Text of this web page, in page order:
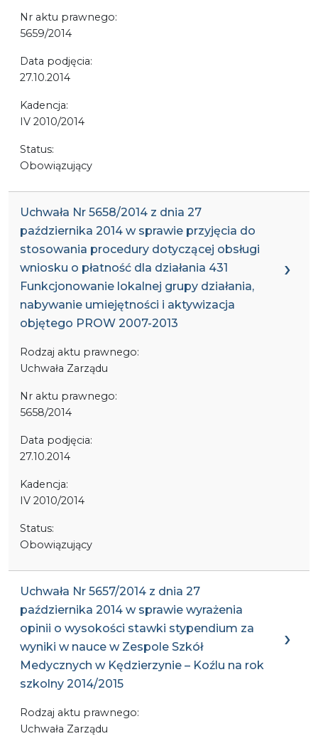
Nr aktu prawnego:
5659/2014
Data podjęcia:
27.10.2014
Kadencja:
IV 2010/2014
Status:
Obowiązujący
Uchwała Nr 5658/2014 z dnia 27
października 2014 w sprawie przyjęcia do
stosowania procedury dotyczącej obsługi
wniosku o płatność dla działania 431
Funkcjonowanie lokalnej grupy działania,
nabywanie umiejętności i aktywizacja
objętego PROW 2007-2013
Rodzaj aktu prawnego:
Uchwała Zarządu
Nr aktu prawnego:
5658/2014
Data podjęcia:
27.10.2014
Kadencja:
IV 2010/2014
Status:
Obowiązujący
Uchwała Nr 5657/2014 z dnia 27
października 2014 w sprawie wyrażenia
opinii o wysokości stawki stypendium za
wyniki w nauce w Zespole Szkół
Medycznych w Kędzierzynie – Koźlu na rok
szkolny 2014/2015
Rodzaj aktu prawnego:
Uchwała Zarządu